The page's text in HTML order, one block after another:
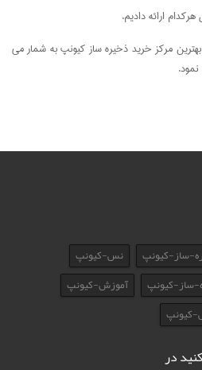
ارائه دادیم.
مرکز خرید ذخیره ساز کیونپ به شمار می
ساز-کیونپ
نس-کیونپ
ساز-کیونپ
آموزش-کیونپ
کیونپ
در